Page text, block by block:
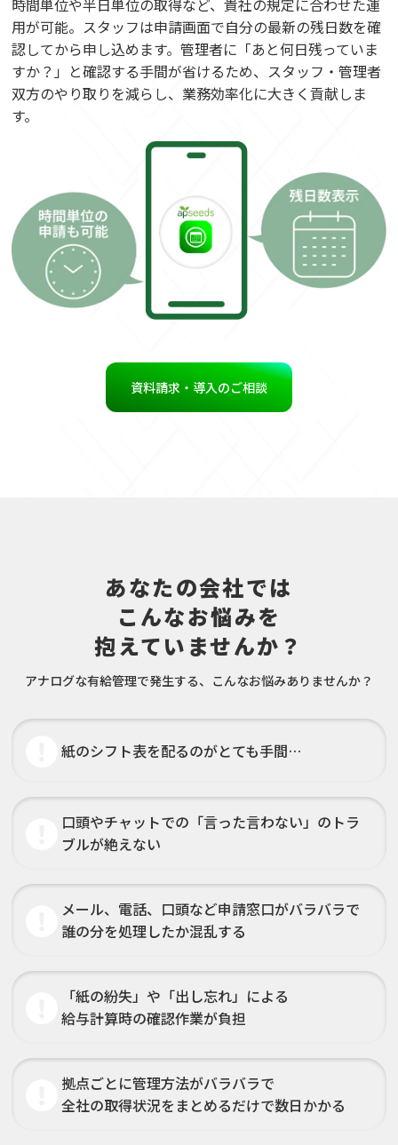
時間単位や半日単位の取得など、貴社の規定に合わせた運
用が可能。スタッフは申請画面で自分の最新の残日数を確
認してから申し込めます。管理者に「あと何日残っていま
すか？」と確認する手間が省けるため、スタッフ・管理者
双方のやり取りを減らし、業務効率化に大きく貢献しま
す。
資料請求・導入のご相談
あなたの会社では
こんなお悩みを
抱えていませんか？
アナログな有給管理で発生する、こんなお悩みありませんか？
紙のシフト表を配るのがとても手間…
口頭やチャットでの 「言った言わない」のトラ
ブルが絶えない
メール、電話、口頭など申請窓口がバラバラで
誰の分を処理したか混乱する
「紙の紛失」や「出し忘れ」による
給与計算時の確認作業が負担
拠点ごとに管理方法がバラバラで
全社の取得状況をまとめるだけで数日かかる